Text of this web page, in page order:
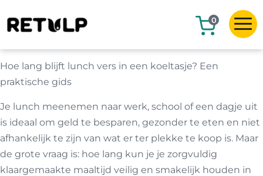
0
Hoe lang blijft lunch vers in een koeltasje? Een
praktische gids
Je lunch meenemen naar werk, school of een dagje uit
is ideaal om geld te besparen, gezonder te eten en niet
afhankelijk te zijn van wat er ter plekke te koop is. Maar
de grote vraag is: hoe lang kun je je zorgvuldig
klaargemaakte maaltijd veilig en smakelijk houden in